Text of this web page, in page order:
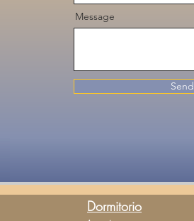
Message
Send
Dormitorio